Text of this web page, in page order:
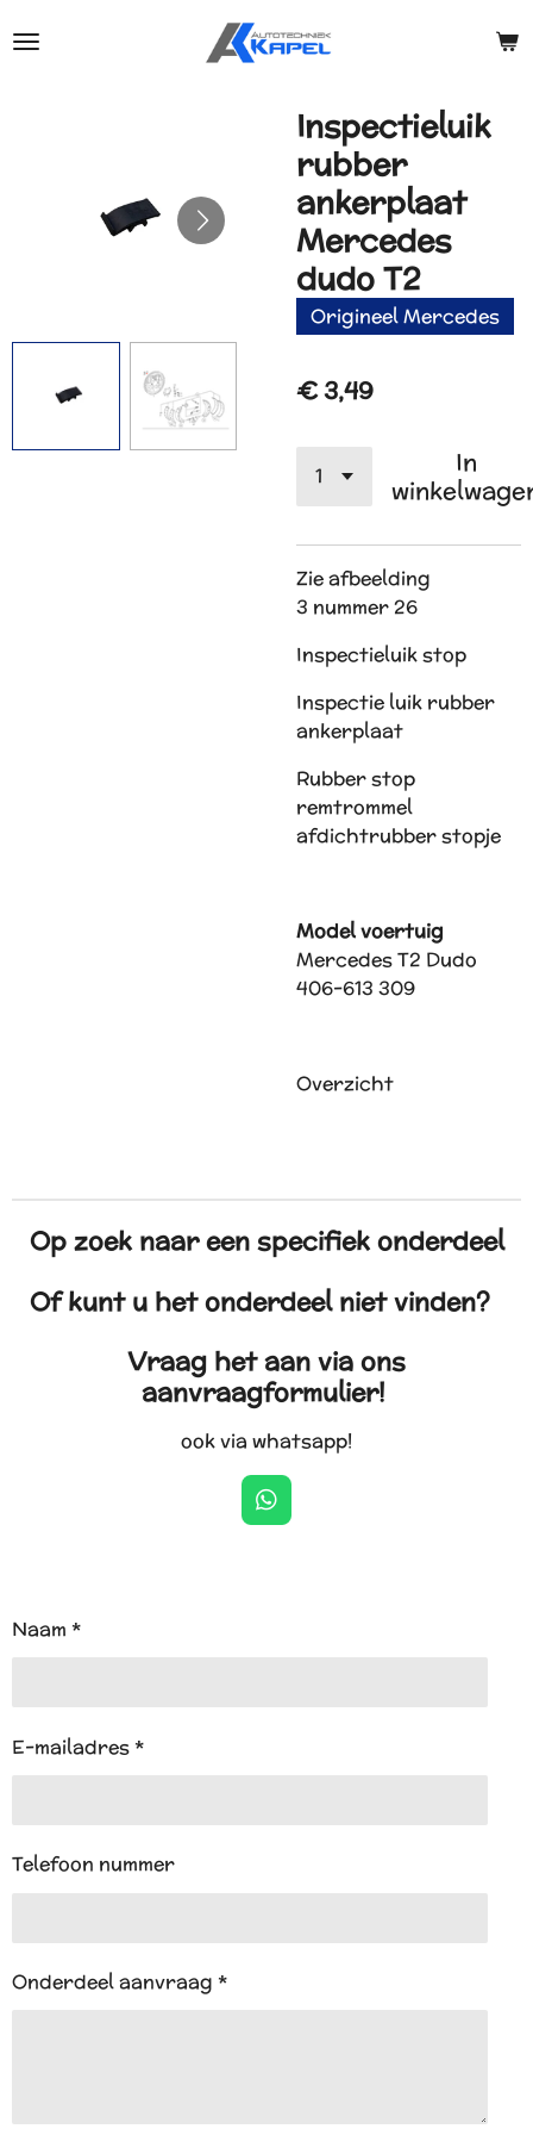
direct
Inspectieluik
rubber
ankerplaat
Mercedes
dudo T2
Origineel Mercedes
€ 3,49
In
Zie afbeelding
3 nummer 26
Inspectieluik stop
Inspectie luik rubber
ankerplaat
Rubber stop
remtrommel
afdichtrubber stopje
Model voertuig
Mercedes T2 Dudo
406-613 309
Overzicht
Op zoek naar een specifiek onderdeel
Of kunt u het onderdeel niet vinden?
Vraag het aan via ons
aanvraagformulier!
ook via whatsapp!
W
h
Naam *
E-mailadres *
Telefoon nummer
Onderdeel aanvraag *